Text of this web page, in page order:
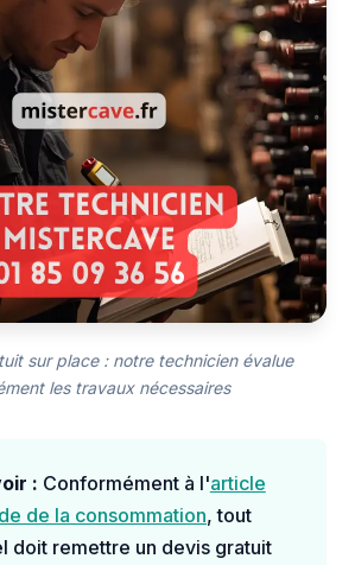
sur place : notre technicien évalue
les travaux nécessaires
: Conformément à l'article
de la consommation, tout
doit remettre un devis gratuit